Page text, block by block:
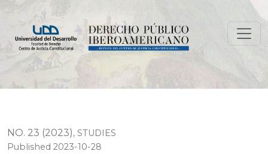
Joseph de Maistre and anti-modern politics: The
NO. 23 (2023), STUDIES
Published 2023-10-28